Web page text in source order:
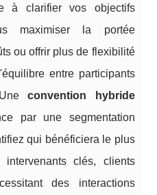
à clarifier vos objectifs
maximiser la portée
ou offrir plus de flexibilité
entre participants
Uneconvention hybride
par une segmentation
qui bénéficiera le plus
clés, clients
des interactions